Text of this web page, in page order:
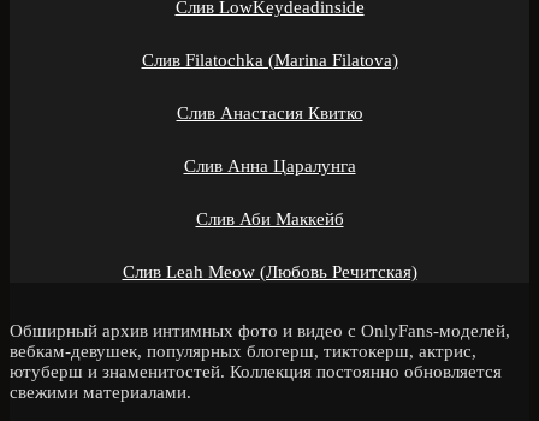
Слив LowKeydeadinside
Слив Filatochka (Marina Filatova)
Слив Анастасия Квитко
Слив Анна Царалунга
Слив Аби Маккейб
Слив Leah Meow (Любовь Речитская)
Обширный архив интимных фото и видео с OnlyFans-моделей,
вебкам-девушек, популярных блогерш, тиктокерш, актрис,
ютуберш и знаменитостей. Коллекция постоянно обновляется
свежими материалами.